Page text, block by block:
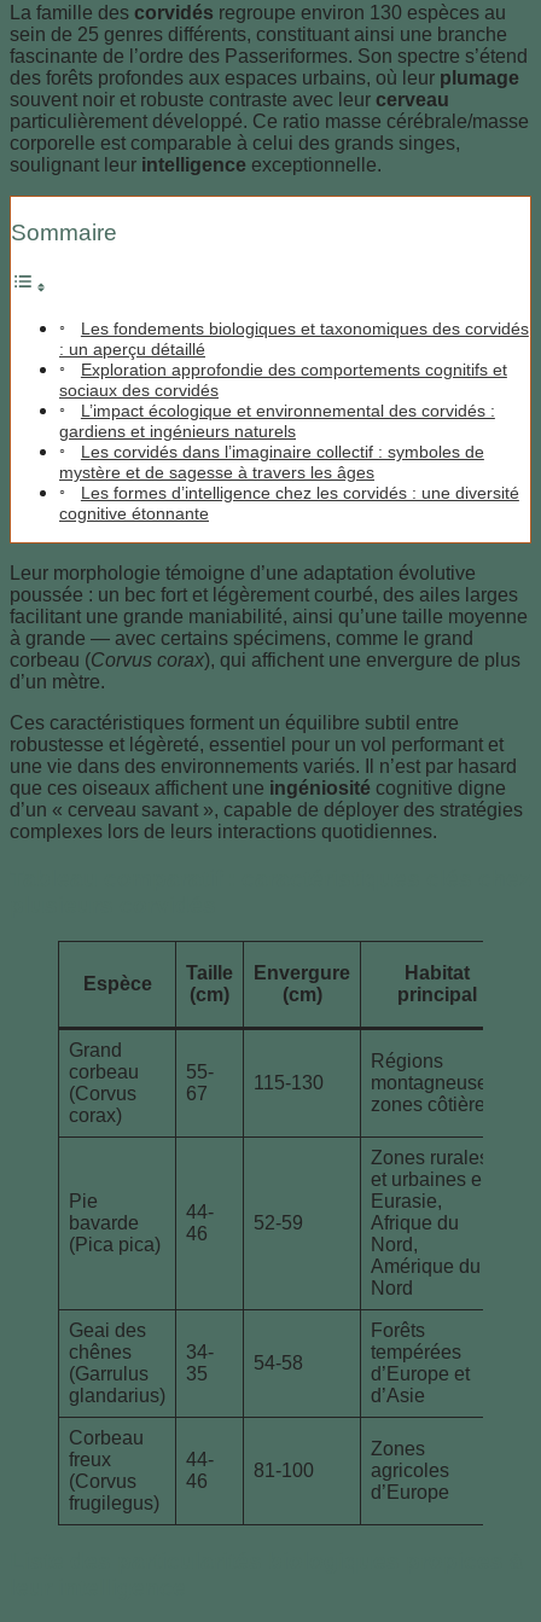
La famille des corvidés regroupe environ 130 espèces au
sein de 25 genres différents, constituant ainsi une branche
fascinante de l’ordre des Passeriformes. Son spectre s’étend
des forêts profondes aux espaces urbains, où leur plumage
souvent noir et robuste contraste avec leur cerveau
particulièrement développé. Ce ratio masse cérébrale/masse
corporelle est comparable à celui des grands singes,
soulignant leur intelligence exceptionnelle.
Sommaire
Les fondements biologiques et taxonomiques des corvidés
: un aperçu détaillé
Exploration approfondie des comportements cognitifs et
sociaux des corvidés
L’impact écologique et environnemental des corvidés :
gardiens et ingénieurs naturels
Les corvidés dans l’imaginaire collectif : symboles de
mystère et de sagesse à travers les âges
Les formes d’intelligence chez les corvidés : une diversité
cognitive étonnante
Leur morphologie témoigne d’une adaptation évolutive
poussée : un bec fort et légèrement courbé, des ailes larges
facilitant une grande maniabilité, ainsi qu’une taille moyenne
à grande — avec certains spécimens, comme le grand
corbeau (Corvus corax), qui affichent une envergure de plus
d’un mètre.
Ces caractéristiques forment un équilibre subtil entre
robustesse et légèreté, essentiel pour un vol performant et
une vie dans des environnements variés. Il n’est par hasard
que ces oiseaux affichent une ingéniosité cognitive digne
d’un « cerveau savant », capable de déployer des stratégies
complexes lors de leurs interactions quotidiennes.
Espèce
Taille
(cm)
Envergure
(cm)
Habitat
principal
Grand
corbeau
(Corvus
corax)
55-
67
115-130
Régions
montagneuses,
zones côtières
Pie
bavarde
(Pica pica)
44-
46
52-59
Zones rurales
et urbaines en
Eurasie,
Afrique du
Nord,
Amérique du
Nord
Geai des
chênes
(Garrulus
glandarius)
34-
35
54-58
Forêts
tempérées
d’Europe et
d’Asie
Corbeau
freux
(Corvus
frugilegus)
44-
46
81-100
Zones
agricoles
d’Europe